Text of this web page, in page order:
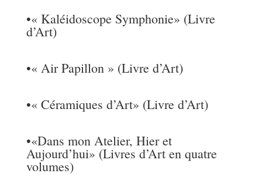
•« Kaléidoscope Symphonie» (Livre
d’Art)
•« Air Papillon » (Livre d’Art)
•« Céramiques d’Art» (Livre d’Art)
•«Dans mon Atelier, Hier et
Aujourd’hui» (Livres d’Art en quatre
volumes)